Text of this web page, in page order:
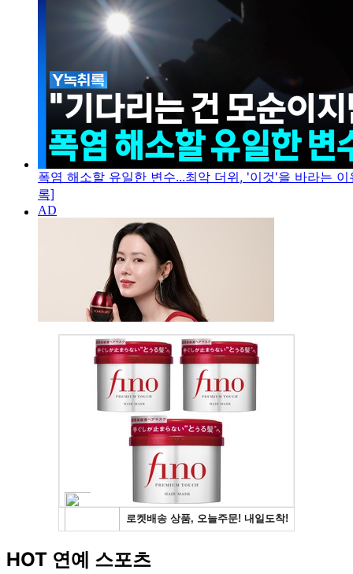
폭염 해소할 유일한 변수...최악 더위, '이것'을 바라는
록]
HOT 연예 스포츠